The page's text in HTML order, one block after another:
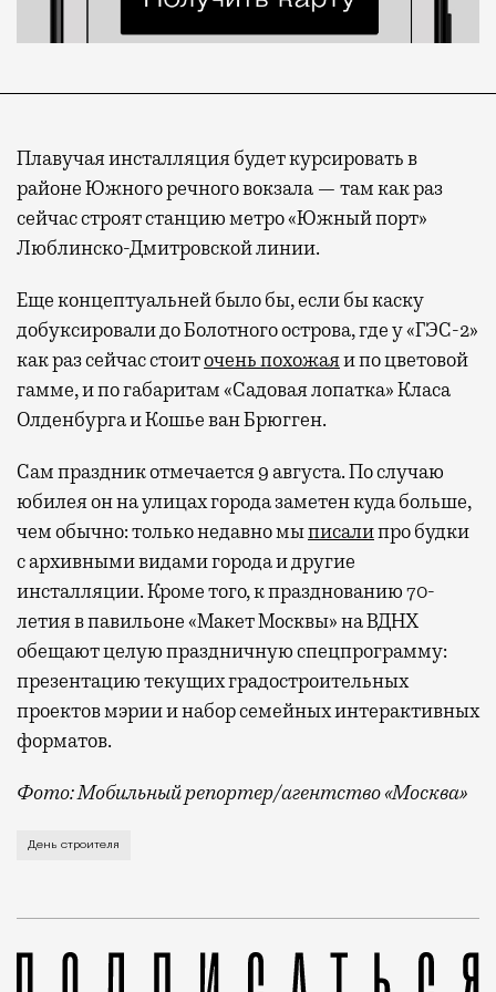
Плавучая инсталляция будет курсировать в
районе Южного речного вокзала — там как раз
сейчас строят станцию метро «Южный порт»
Люблинско-Дмитровской линии.
Еще концептуальней было бы, если бы каску
добуксировали до Болотного острова, где у «ГЭС-2»
как раз сейчас стоиточень похожаяи по цветовой
гамме, и по габаритам «Садовая лопатка» Класа
Олденбурга и Кошье ван Брюгген.
Сам праздник отмечается 9 августа. По случаю
юбилея он на улицах города заметен куда больше,
чем обычно: только недавно мыписалипро будки
с архивными видами города и другие
инсталляции. Кроме того, к празднованию 70-
летия в павильоне «Макет Москвы» на ВДНХ
обещают целую праздничную спецпрограмму:
презентацию текущих градостроительных
проектов мэрии и набор семейных интерактивных
форматов.
Фото: Мобильный репортер/агентство «Москва»
Это каска в фирменных цветах департамента
День строителя